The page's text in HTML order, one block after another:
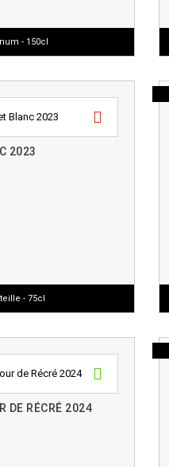
- 150cl
2023
- 75cl
DE RÉCRÉ 2024